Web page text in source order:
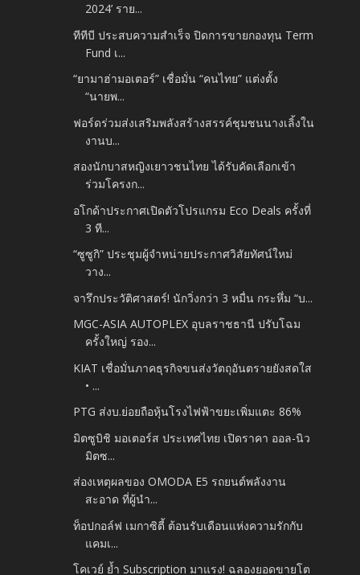
2024’ ราย...
ทีทีบี ประสบความสำเร็จ ปิดการขายกองทุน Term
Fund เ...
“ยามาฮ่ามอเตอร์” เชื่อมั่น “คนไทย” แต่งตั้ง
“นายพ...
ฟอร์ดร่วมส่งเสริมพลังสร้างสรรค์ชุมชนนางเลิ้งใน
งานบ...
สองนักบาสหญิงเยาวชนไทย ได้รับคัดเลือกเข้า
ร่วมโครงก...
อโกด้าประกาศเปิดตัวโปรแกรม Eco Deals ครั้งที่
3 ที...
“ซูซูกิ” ประชุมผู้จำหน่ายประกาศวิสัยทัศน์ใหม่
วาง...
จารึกประวัติศาสตร์! นักวิ่งกว่า 3 หมื่น กระหึ่ม “บ...
MGC-ASIA AUTOPLEX อุบลราชธานี ปรับโฉม
ครั้งใหญ่ รอง...
KIAT เชื่อมั่นภาคธุรกิจขนส่งวัตถุอันตรายยังสดใส
• ...
PTG ส่งบ.ย่อยถือหุ้นโรงไฟฟ้าขยะเพิ่มแตะ 86%
มิตซูบิชิ มอเตอร์ส ประเทศไทย เปิดราคา ออล-นิว
มิตซ...
ส่องเหตุผลของ OMODA E5 รถยนต์พลังงาน
สะอาด ที่ผู้นำ...
ท็อปกอล์ฟ เมกาซิตี้ ต้อนรับเดือนแห่งความรักกับ
แคมเ...
โคเวย์ ย้ำ Subscription มาแรง! ฉลองยอดขายโต